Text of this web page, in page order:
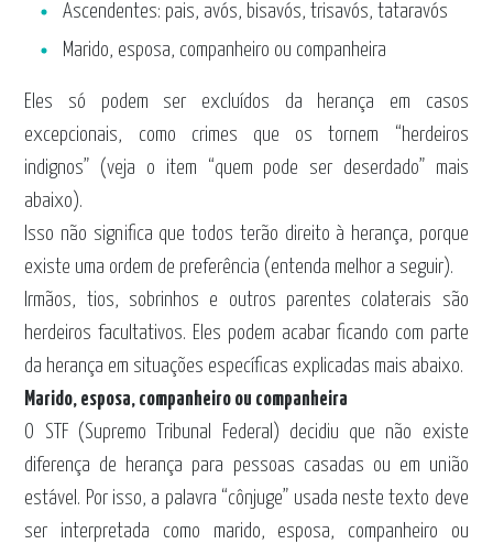
Ascendentes: pais, avós, bisavós, trisavós, tataravós
Marido, esposa, companheiro ou companheira
Eles só podem ser excluídos da herança em casos
excepcionais, como crimes que os tornem “herdeiros
indignos” (veja o item “quem pode ser deserdado” mais
abaixo).
Isso não significa que todos terão direito à herança, porque
existe uma ordem de preferência (entenda melhor a seguir).
Irmãos, tios, sobrinhos e outros parentes colaterais são
herdeiros facultativos. Eles podem acabar ficando com parte
da herança em situações específicas explicadas mais abaixo.
Marido, esposa, companheiro ou companheira
O STF (Supremo Tribunal Federal) decidiu que não existe
diferença de herança para pessoas casadas ou em união
estável. Por isso, a palavra “cônjuge” usada neste texto deve
ser interpretada como marido, esposa, companheiro ou